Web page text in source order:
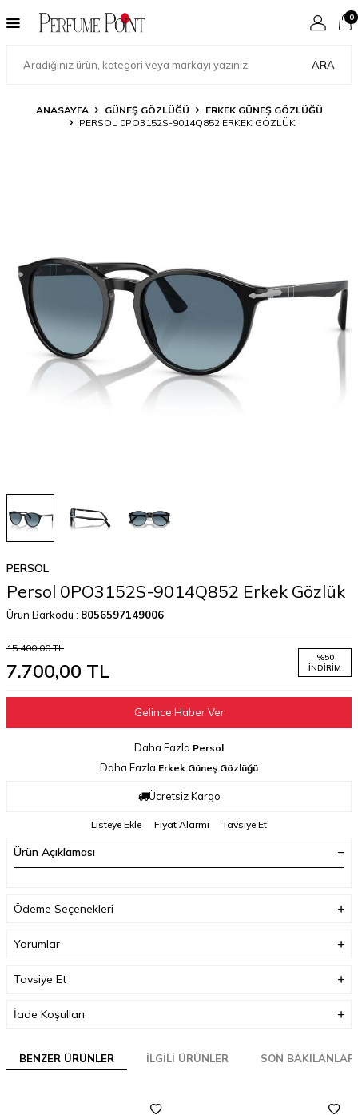
ARA
0
ANASAYFA GÜNEŞ GÖZLÜĞÜ
ERKEK GÜNEŞ GÖZLÜĞÜ
PERSOL 0PO3152S-9014Q852 ERKEK GÖZLÜK
PERSOL
Persol 0PO3152S-9014Q852 Erkek Gözlük
Ürün Barkodu : 8056597149006
15.400,00TL
7.700,00 TL
%50
İNDIRIM
Gelince Haber Ver
Daha Fazla Persol
Daha Fazla Erkek Güneş Gözlüğü
Ücretsiz Kargo
Listeye Ekle Fiyat Alarmı Tavsiye Et
Ürün Açıklaması
Ödeme Seçenekleri
Yorumlar
Tavsiye Et
İade Koşulları
BENZER ÜRÜNLER İLGILI ÜRÜNLER SON BAKILANLAR